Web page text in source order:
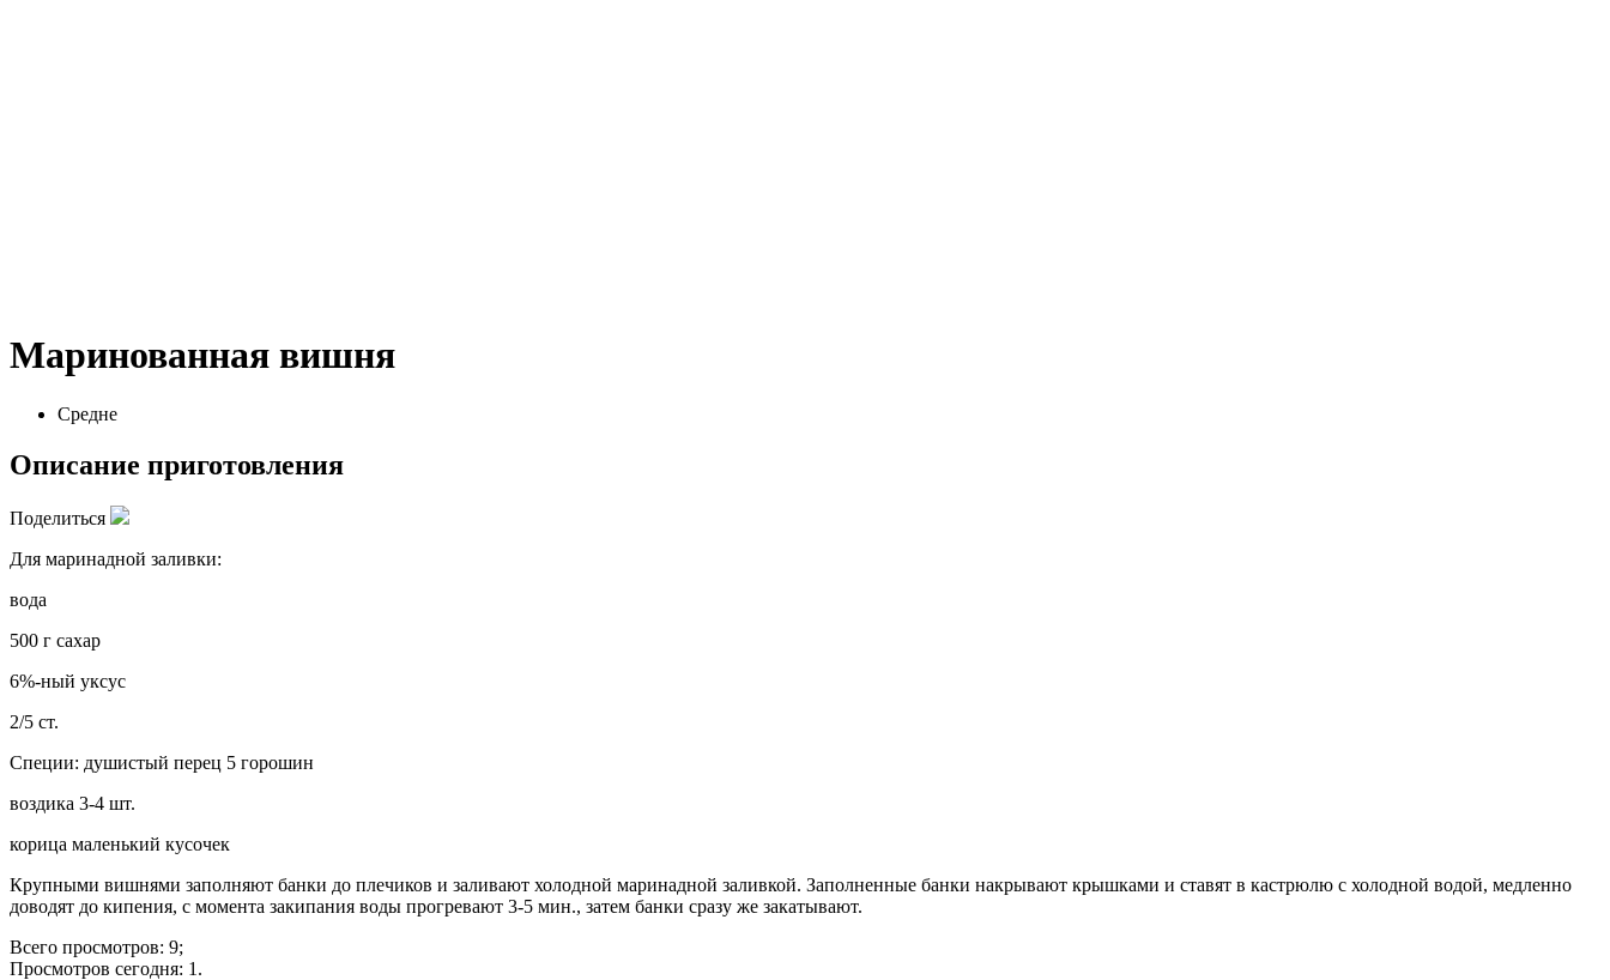
Маринованная вишня
Средне
Описание приготовления
Поделиться
Для маринадной заливки:
вода
500 г сахар
6%-ный уксус
2/5 ст.
Специи: душистый перец 5 горошин
воздика 3-4 шт.
корица маленький кусочек
Крупными вишнями заполняют банки до плечиков и заливают холодной маринадной заливкой. Заполненные банки накрывают крышками и ставят в кастрюлю с холодной водой, медленно
доводят до кипения, с момента закипания воды прогревают 3-5 мин., затем банки сразу же закатывают.
Всего просмотров: 9;
Просмотров сегодня: 1.